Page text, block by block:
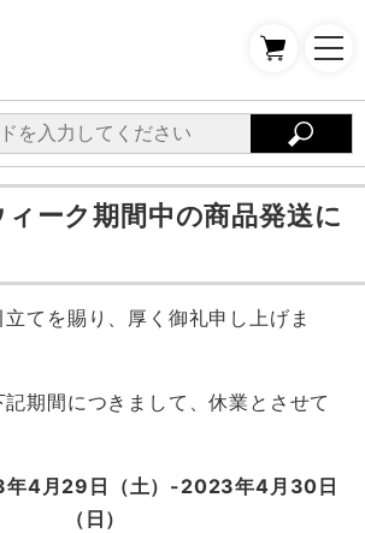
ーク期間中の商品発送に
てを賜り、厚く御礼申し上げま
期間につきまして、休業とさせて
年4月29日（土）-2023年4月30日
（日）